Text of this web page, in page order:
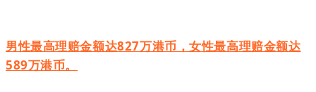
男性最高理赔金额达827万港币，女性最高理赔金额达
589万港币。